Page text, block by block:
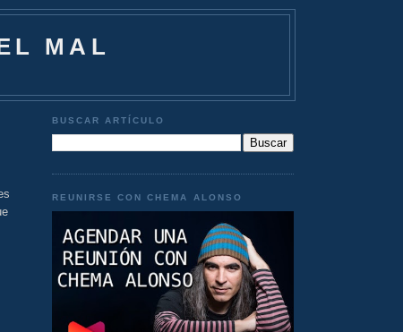
MAL
BUSCAR ARTÍCULO
REUNIRSE CON CHEMA ALONSO